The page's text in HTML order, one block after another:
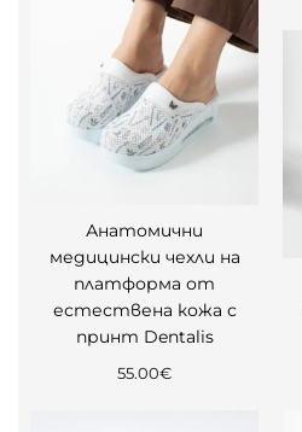
Анатомични
медицински чехли на
платформа от
естествена кожа с
принт Dentalis
55.00€